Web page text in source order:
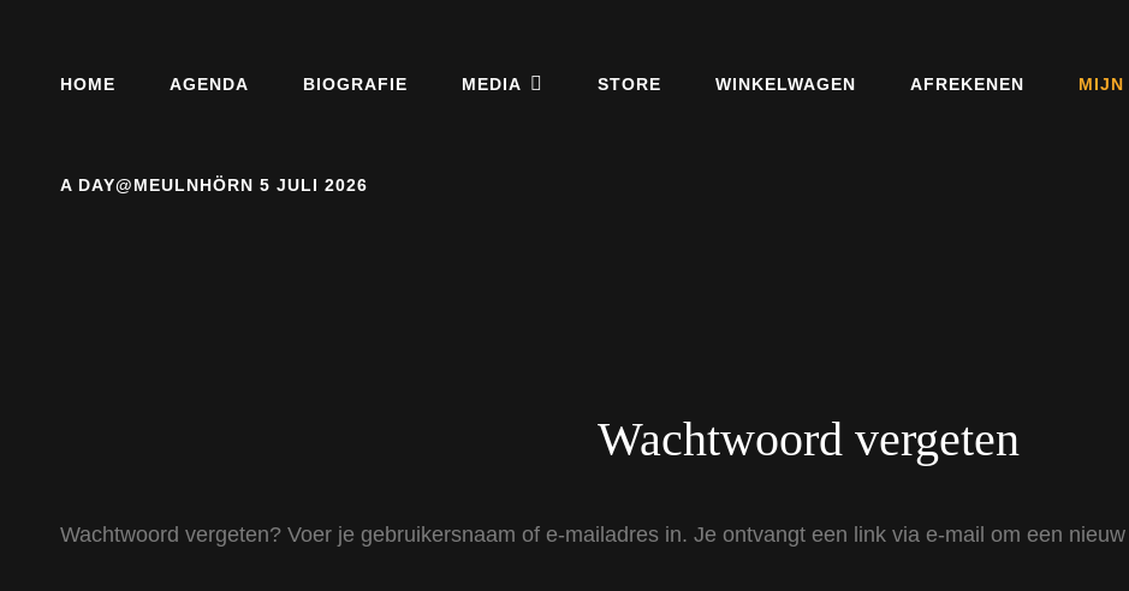
HOME AGENDA BIOGRAFIE MEDIA STORE WINKELWAGEN AFREKENEN MIJN
A DAY@MEULNHÖRN 5 JULI 2026
Wachtwoord vergeten
Wachtwoord vergeten? Voer je gebruikersnaam of e-mailadres in. Je ontvangt een link via e-mail om een